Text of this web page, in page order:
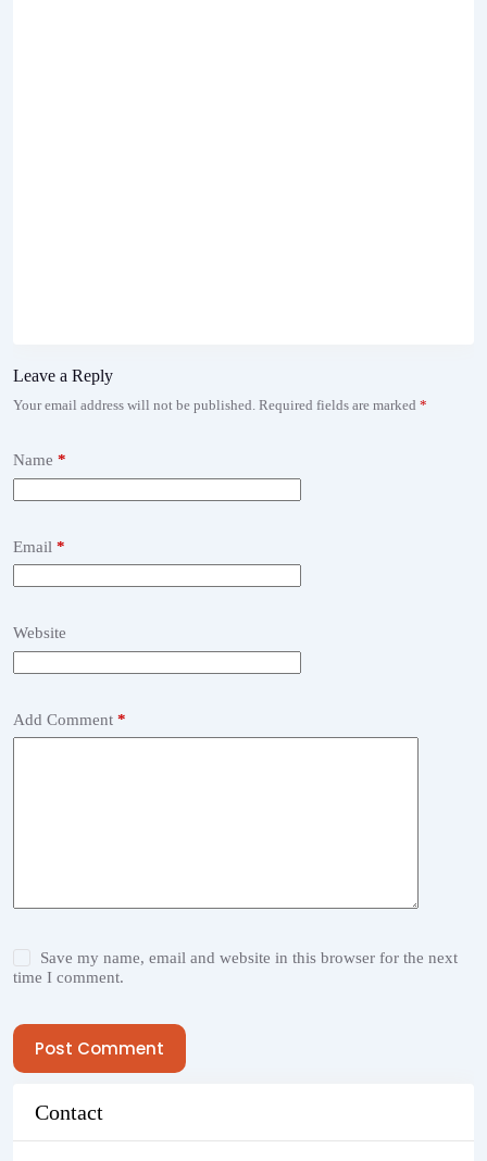
Leave a Reply
Your email address will not be published. Required fields are marked *
Name *
Email *
Website
Add Comment *
Save my name, email and website in this browser for the next
time I comment.
Post Comment
Contact